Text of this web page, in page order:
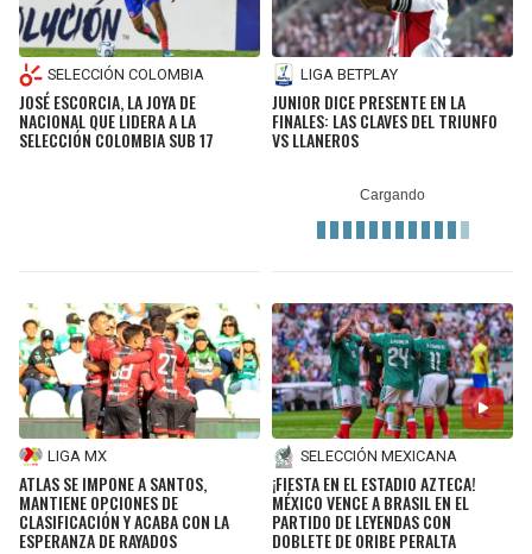
SELECCIÓN COLOMBIA
JOSÉ ESCORCIA, LA JOYA DE
NACIONAL QUE LIDERA A LA
SELECCIÓN COLOMBIA SUB 17
LIGA BETPLAY
JUNIOR DICE PRESENTE EN LA
FINALES: LAS CLAVES DEL TRIUNFO
VS LLANEROS
LIGA MX
ATLAS SE IMPONE A SANTOS,
MANTIENE OPCIONES DE
CLASIFICACIÓN Y ACABA CON LA
ESPERANZA DE RAYADOS
SELECCIÓN MEXICANA
¡FIESTA EN EL ESTADIO AZTECA!
MÉXICO VENCE A BRASIL EN EL
PARTIDO DE LEYENDAS CON
DOBLETE DE ORIBE PERALTA